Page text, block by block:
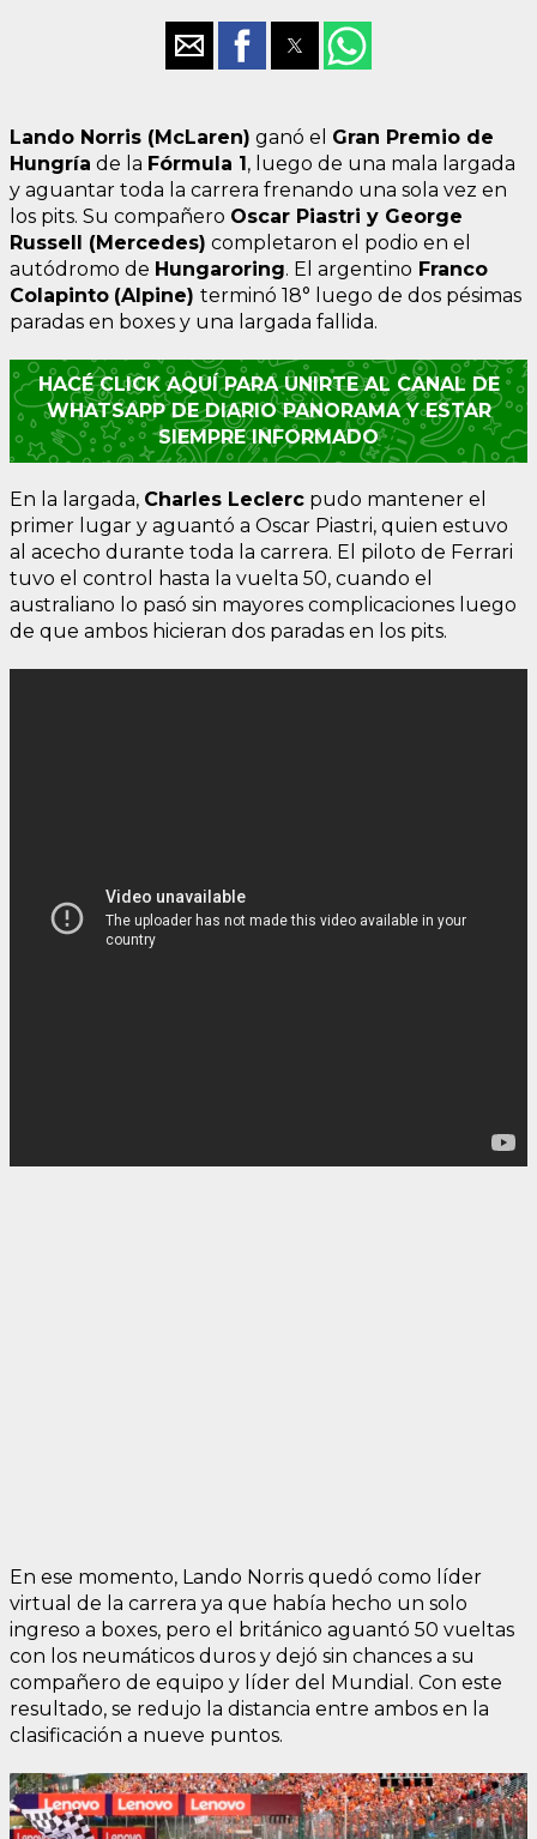
Lando Norris (McLaren) ganó el Gran Premio de
Hungría de la Fórmula 1, luego de una mala largada
y aguantar toda la carrera frenando una sola vez en
los pits. Su compañero Oscar Piastri y George
Russell (Mercedes) completaron el podio en el
autódromo de Hungaroring. El argentino Franco
Colapinto (Alpine) terminó 18° luego de dos pésimas
paradas en boxes y una largada fallida.
HACÉ CLICK AQUÍ PARA UNIRTE AL CANAL DE
WHATSAPP DE DIARIO PANORAMA Y ESTAR
SIEMPRE INFORMADO
En la largada, Charles Leclerc pudo mantener el
primer lugar y aguantó a Oscar Piastri, quien estuvo
al acecho durante toda la carrera. El piloto de Ferrari
tuvo el control hasta la vuelta 50, cuando el
australiano lo pasó sin mayores complicaciones luego
de que ambos hicieran dos paradas en los pits.
En ese momento, Lando Norris quedó como líder
virtual de la carrera ya que había hecho un solo
ingreso a boxes, pero el británico aguantó 50 vueltas
con los neumáticos duros y dejó sin chances a su
compañero de equipo y líder del Mundial. Con este
resultado, se redujo la distancia entre ambos en la
clasificación a nueve puntos.